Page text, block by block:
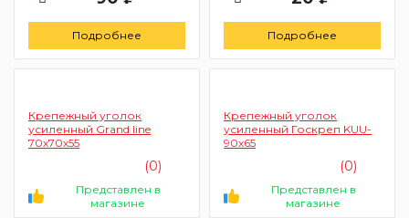
Подробнее Подробнее
Крепежный уголок
усиленный Grand line
70х70х55
(0)
Представлен в
магазине
Крепежный уголок
усиленный Госкреп KUU-
90х65
(0)
Представлен в
магазине